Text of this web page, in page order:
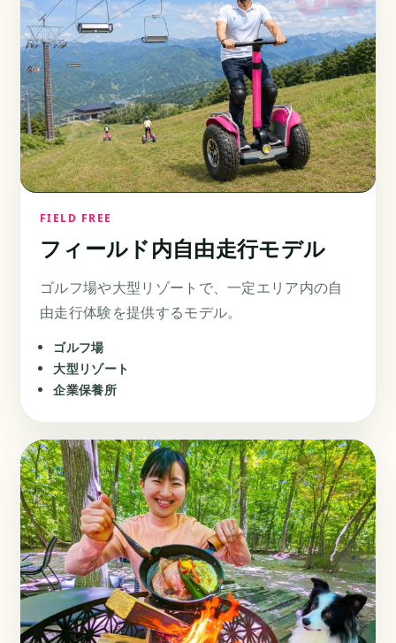
FIELD FREE
フィールド内自由走行モデル
ゴルフ場や大型リゾートで、一定エリア内の自
由走行体験を提供するモデル。
ゴルフ場
大型リゾート
企業保養所